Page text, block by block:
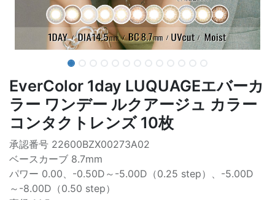
EverColor 1day LUQUAGEエバーカ
ラー ワンデー ルクアージュ カラー
コンタクトレンズ 10枚
承認番号 22600BZX00273A02
ベースカーブ 8.7mm
パワー 0.00、-0.50D～-5.00D（0.25 step）、-5.00D
～-8.00D（0.50 step）